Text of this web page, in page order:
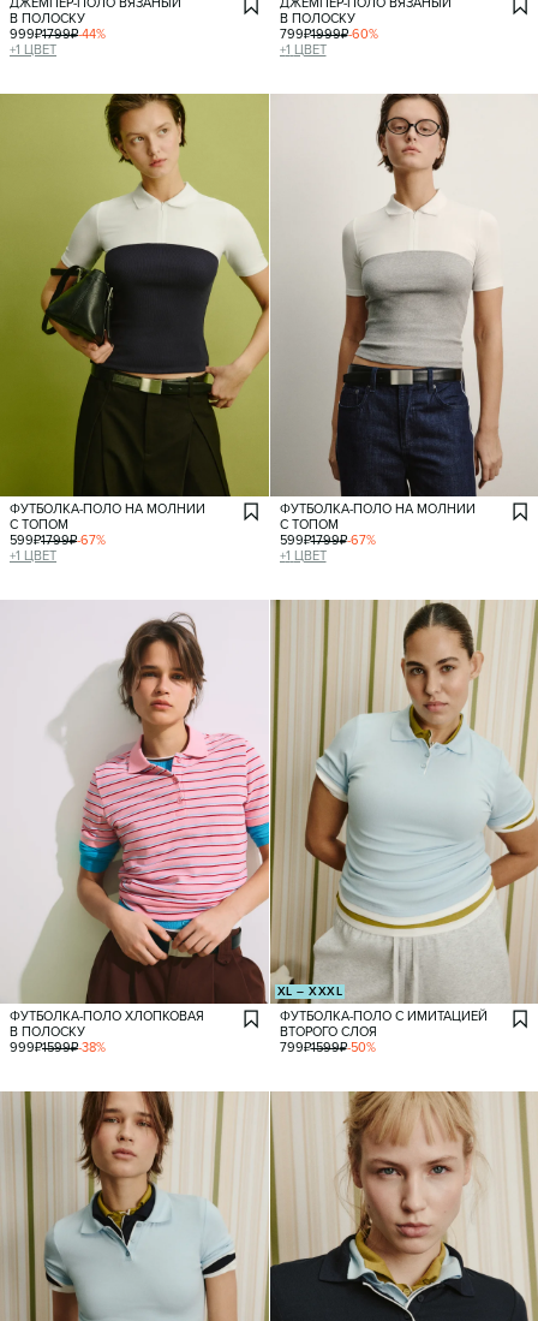
ДЖЕМПЕР-ПОЛО ВЯЗАНЫЙ
В ПОЛОСКУ
999₽1799₽-44%
+1 ЦВЕТ
ДЖЕМПЕР-ПОЛО ВЯЗАНЫЙ
В ПОЛОСКУ
799₽1999₽-60%
+1 ЦВЕТ
ФУТБОЛКА-ПОЛО НА МОЛНИИ
С ТОПОМ
599₽1799₽-67%
+1 ЦВЕТ
ФУТБОЛКА-ПОЛО НА МОЛНИИ
С ТОПОМ
599₽1799₽-67%
+1 ЦВЕТ
ФУТБОЛКА-ПОЛО ХЛОПКОВАЯ
В ПОЛОСКУ
999₽1599₽-38%
XL – XXXL
ФУТБОЛКА-ПОЛО С ИМИТАЦИЕЙ
ВТОРОГО СЛОЯ
799₽1599₽-50%